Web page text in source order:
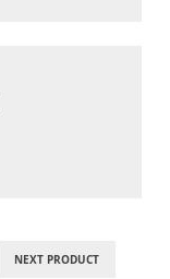
NEXT PRODUCT